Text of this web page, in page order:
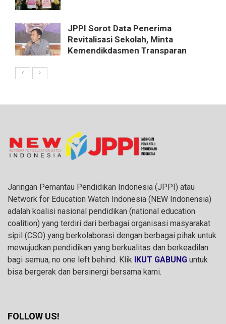
JPPI Sorot Data Penerima
Revitalisasi Sekolah, Minta
Kemendikdasmen Transparan
Jaringan Pemantau Pendidikan Indonesia (JPPI) atau
Network for Education Watch Indonesia (NEW Indonensia)
adalah koalisi nasional pendidikan (national education
coalition) yang terdiri dari berbagai organisasi masyarakat
sipil (CSO) yang berkolaborasi dengan berbagai pihak untuk
mewujudkan pendidikan yang berkualitas dan berkeadilan
bagi semua, no one left behind. Klik IKUT GABUNG untuk
bisa bergerak dan bersinergi bersama kami.
FOLLOW US!